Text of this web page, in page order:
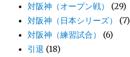
対阪神（オープン戦）
(29)
対阪神（日本シリーズ）
(7)
対阪神（練習試合）
(6)
引退 (18)